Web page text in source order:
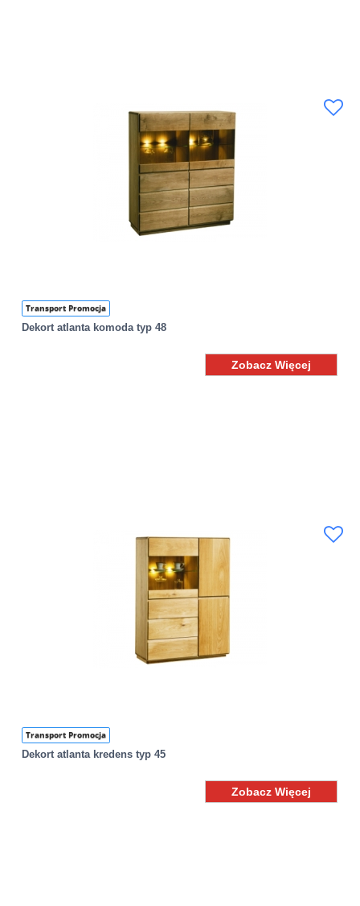
Transport Promocja
Dekort atlanta komoda typ 48
Zobacz Więcej
Transport Promocja
Dekort atlanta kredens typ 45
Zobacz Więcej